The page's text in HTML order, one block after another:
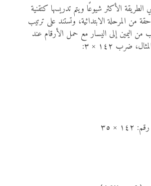
الطريقة الأكثر شيوعًا ويتم تدريسها كتقنية
من المرحلة الابتدائية، وتستند على ترتيب
من اليمين إلى اليسار مع حمل الأرقام عند
ضرب ١٤٢ × ٣:
× ٣٥